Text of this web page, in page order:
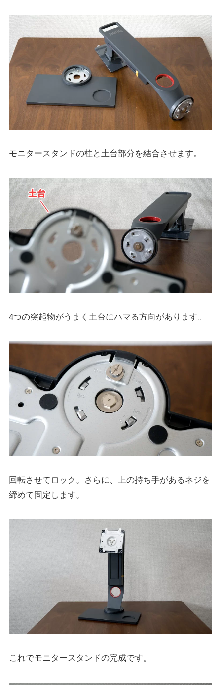
モニタースタンドの柱と土台部分を結合させます。
4つの突起物がうまく土台にハマる方向があります。
回転させてロック。さらに、上の持ち手があるネジを
締めて固定します。
これでモニタースタンドの完成です。